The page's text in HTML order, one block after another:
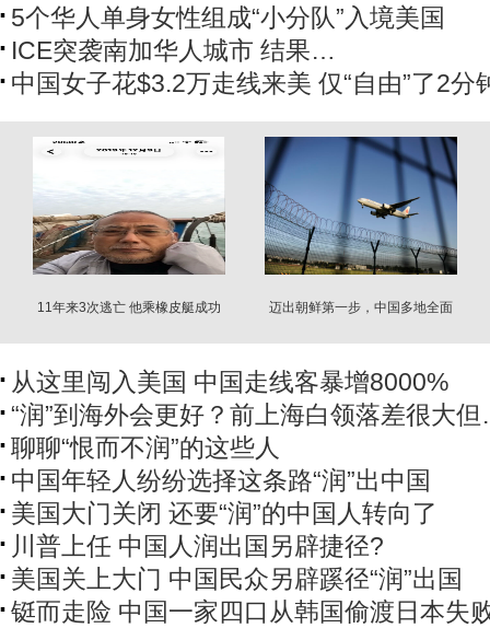
5个华人单身女性组成“小分队”入境美国
ICE突袭南加华人城市 结果…
中国女子花$3.2万走线来美 仅“自由”了2分
11年来3次逃亡 他乘橡皮艇成功
迈出朝鲜第一步，中国多地全面
从这里闯入美国 中国走线客暴增8000%
“润”到海外会更好？前上海白领落差很大
聊聊“恨而不润”的这些人
中国年轻人纷纷选择这条路“润”出中国
美国大门关闭 还要“润”的中国人转向了
川普上任 中国人润出国另辟捷径?
美国关上大门 中国民众另辟蹊径“润”出国
铤而走险 中国一家四口从韩国偷渡日本失